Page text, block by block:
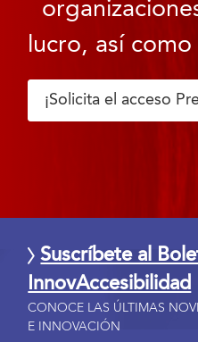
lucro, así
¡Solicita el acceso
Suscríbete al
InnovAccesibilidad
CONOCE LAS ÚLTIMAS
E INNOVACIÓN